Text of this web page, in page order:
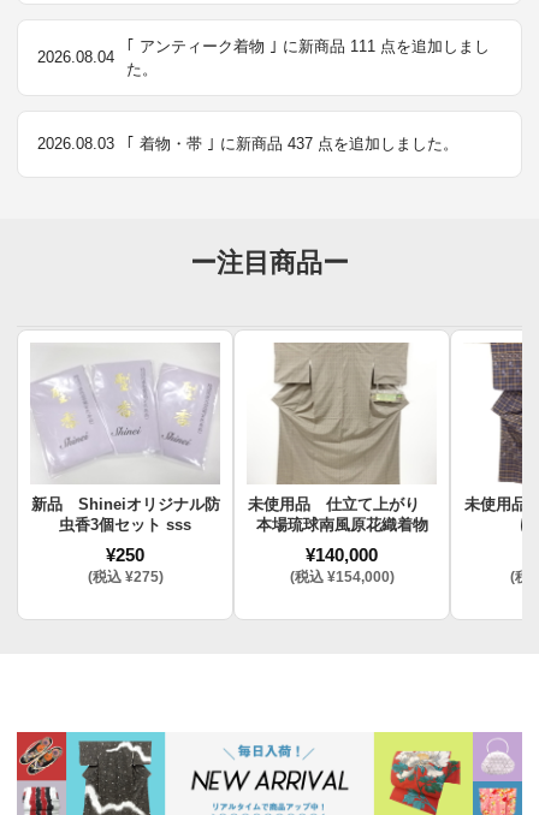
2026.08.04
｢ アンティーク着物 ｣ に新商品 111 点を追加しまし
た。
2026.08.03 ｢ 着物・帯 ｣ に新商品 437 点を追加しました。
ー注目商品ー
新品 Shineiオリジナル防
虫香3個セット sss
¥250
(税込 ¥275)
未使用品 仕立て上がり
本場琉球南風原花織着物
¥140,000
(税込 ¥154,000)
未使用品
(税